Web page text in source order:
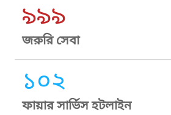
৯৯৯
জরুরি সেবা
১০২
ফায়ার সার্ভিস হটলাইন